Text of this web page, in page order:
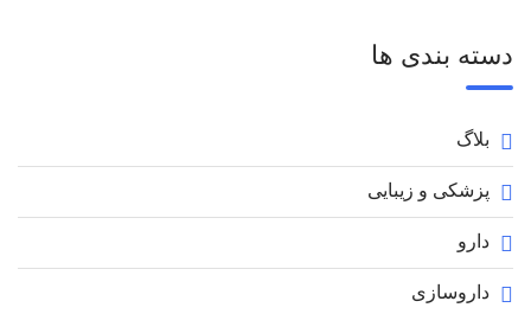
دسته بندی ها
بلاگ
پزشکی و زیبایی
دارو
داروسازی